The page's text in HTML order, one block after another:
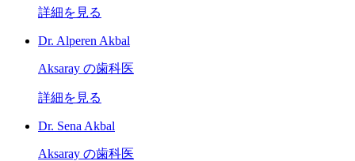
詳細を見る
Dr. Alperen Akbal
Aksaray の歯科医
詳細を見る
Dr. Sena Akbal
Aksaray の歯科医